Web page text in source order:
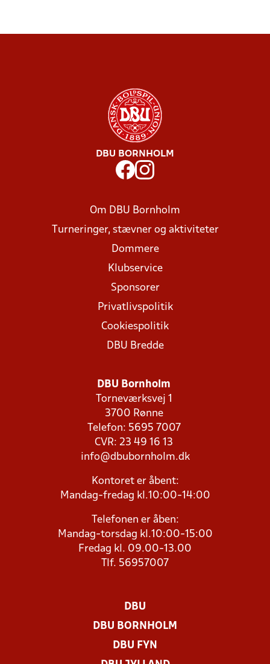
DBU BORNHOLM
Om DBU Bornholm
Turneringer, stævner og aktiviteter
Dommere
Klubservice
Sponsorer
Privatlivspolitik
Cookiespolitik
DBU Bredde
DBU Bornholm
Torneværksvej 1
3700 Rønne
Telefon: 5695 7007
CVR: 23 49 16 13
info@dbubornholm.dk
Kontoret er åbent:
Mandag-fredag kl.10:00-14:00
Telefonen er åben:
Mandag-torsdag kl.10:00-15:00
Fredag kl. 09.00-13.00
Tlf. 56957007
DBU
DBU BORNHOLM
DBU FYN